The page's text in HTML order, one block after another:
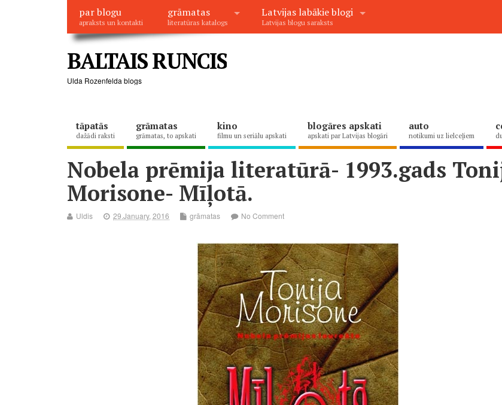
par blogu
apraksts un kontakti
grāmatas
literatūras katalogs
Latvijas labākie blogi
Latvijas blogu saraksts
BALTAIS RUNCIS
Ulda Rozenfelda blogs
tāpatās
dažādi raksti
grāmatas
grāmatas, to apskati
kino
filmu un seriālu apskati
blogāres apskati
apskati par Latvijas blogāri
auto
notikumi uz lielceļiem
Nobela prēmija literatūrā- 1993.gads
Morisone- Mīļotā.
Uldis 29.January, 2016 grāmatas No Comment